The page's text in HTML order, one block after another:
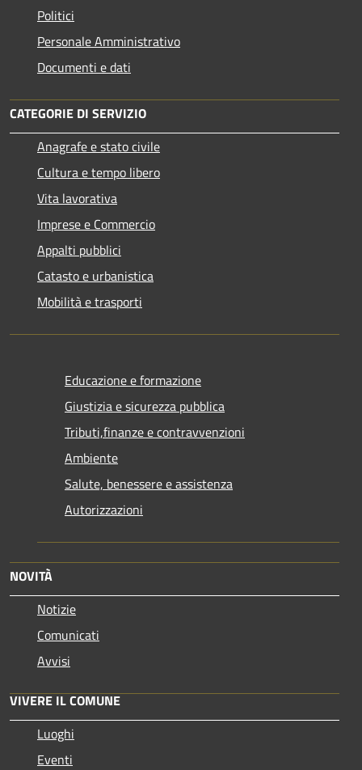
Politici
Personale Amministrativo
Documenti e dati
CATEGORIE DI SERVIZIO
Anagrafe e stato civile
Cultura e tempo libero
Vita lavorativa
Imprese e Commercio
Appalti pubblici
Catasto e urbanistica
Mobilità e trasporti
Educazione e formazione
Giustizia e sicurezza pubblica
Tributi,finanze e contravvenzioni
Ambiente
Salute, benessere e assistenza
Autorizzazioni
NOVITÀ
Notizie
Comunicati
Avvisi
VIVERE IL COMUNE
Luoghi
Eventi